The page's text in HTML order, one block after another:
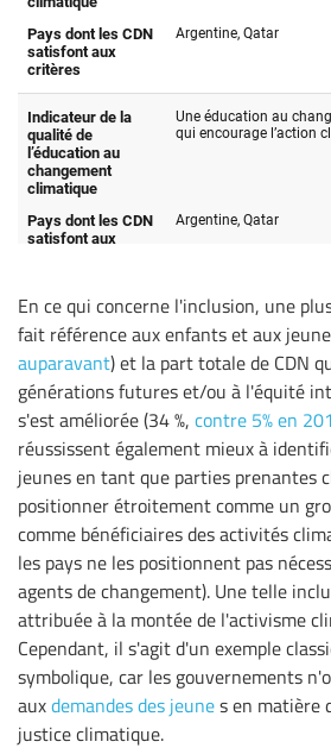
En ce qui concerne l'inclusion, une
fait référence aux enfants et aux
auparavant) et la part totale de CDN
générations futures et/ou à l'équité
s'est améliorée (34 %, contre 5% en
réussissent également mieux à
jeunes en tant que parties prenantes
positionner étroitement comme un
comme bénéficiaires des activités
les pays ne les positionnent pas
agents de changement). Une telle
attribuée à la montée de l'activisme
Cependant, il s'agit d'un exemple
symbolique, car les gouvernements
auxdemandes des jeunes en matière
justice climatique.